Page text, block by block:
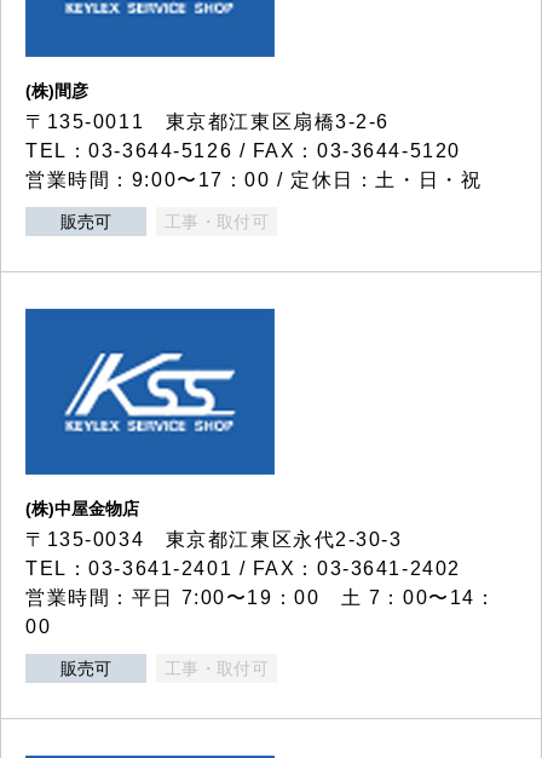
(株)間彦
〒135-0011 東京都江東区扇橋3-2-6
TEL：03-3644-5126 / FAX：03-3644-5120
営業時間：9:00〜17：00 / 定休日：土・日・祝
販売可 工事・取付可
(株)中屋金物店
〒135-0034 東京都江東区永代2-30-3
TEL：03-3641-2401 / FAX：03-3641-2402
営業時間：平日 7:00〜19：00 土 7：00〜14：
00
販売可 工事・取付可